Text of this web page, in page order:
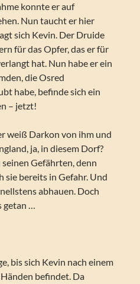
konnte er auf
Nun taucht er hier
sich Kevin. Der Druide
für das Opfer, das er für
hat. Nun habe er ein
die Osred
habe, befinde sich ein
– jetzt!
weiß Darkon von ihm und
ja, in diesem Dorf?
Gefährten, denn
sie bereits in Gefahr. Und
abhauen. Doch
getan …
bis sich Kevin nach einem
befindet. Da